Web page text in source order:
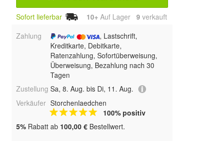
Sofort lieferbar 10+ Auf Lager 9 verkauft
Zahlung
, Lastschrift,
Kreditkarte, Debitkarte,
Ratenzahlung, Sofortüberweisung,
Überweisung, Bezahlung nach 30
Tagen
Zustellung Sa, 8. Aug. bis Di, 11. Aug.
Verkäufer Storchenlaedchen
100% positiv
5% Rabatt ab 100,00 € Bestellwert.